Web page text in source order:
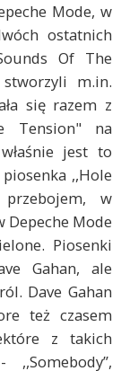
Mode, w
ostatnich
Of The
m.in.
się razem z
Tension" na
jest to
,,Hole
w
Depeche Mode
Piosenki
Gahan, ale
Dave Gahan
też czasem
z takich